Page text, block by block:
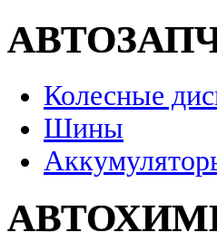
Колесные
Шины